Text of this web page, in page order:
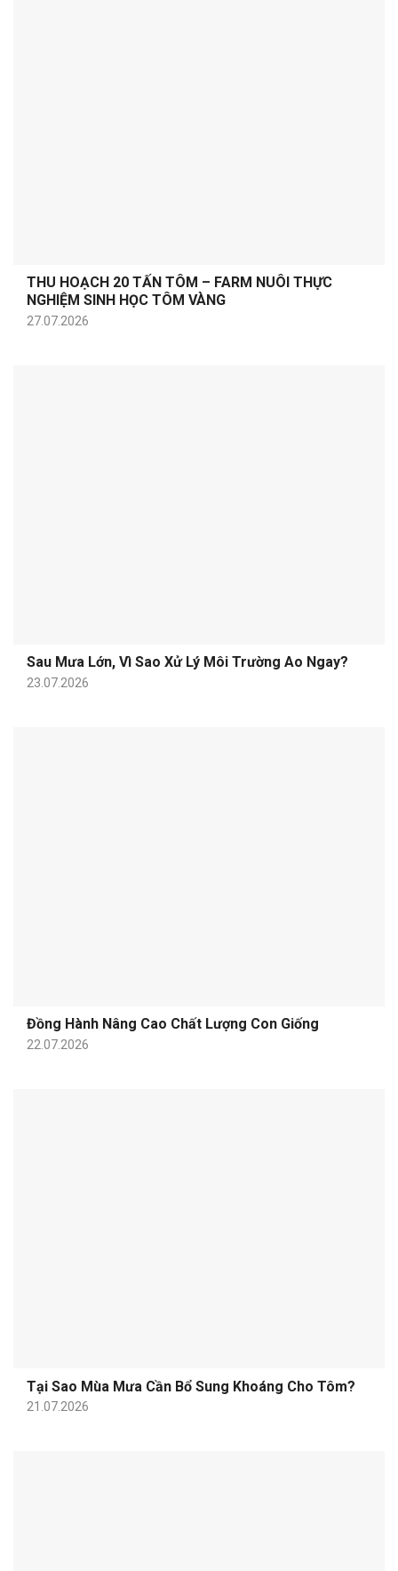
THU HOẠCH 20 TẤN TÔM – FARM NUÔI THỰC
NGHIỆM SINH HỌC TÔM VÀNG
27.07.2026
Sau Mưa Lớn, Vì Sao Xử Lý Môi Trường Ao Ngay?
23.07.2026
Đồng Hành Nâng Cao Chất Lượng Con Giống
22.07.2026
Tại Sao Mùa Mưa Cần Bổ Sung Khoáng Cho Tôm?
21.07.2026